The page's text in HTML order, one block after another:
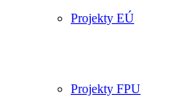
Projekty EÚ
Projekty FPU